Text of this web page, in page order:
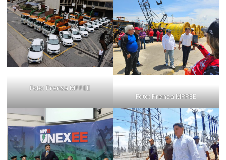
Foto: Prensa MPPEE
Foto: Prensa MPPEE